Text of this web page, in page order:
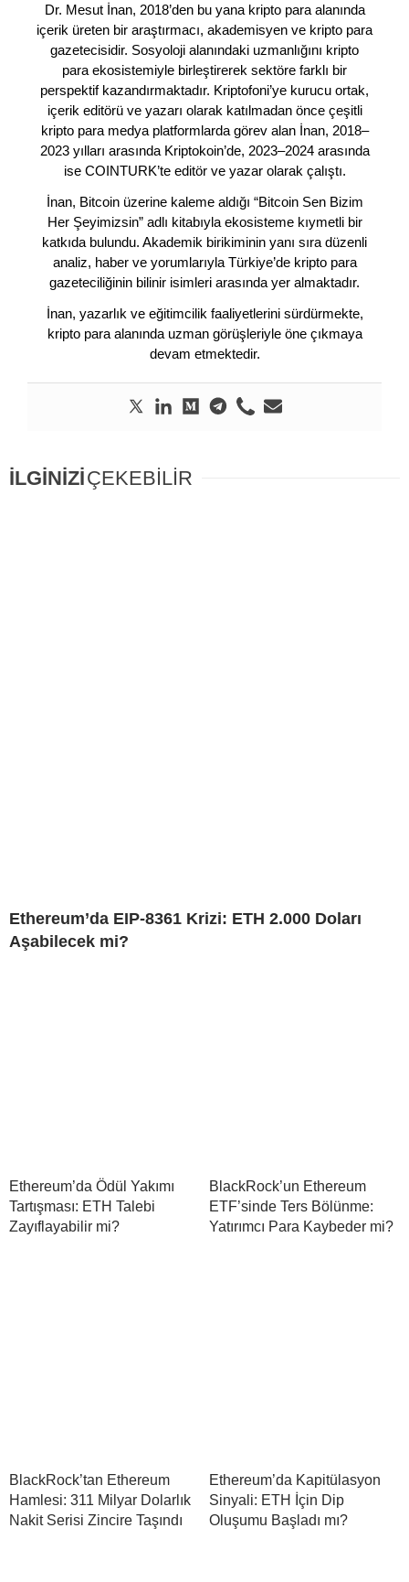
Dr. Mesut İnan, 2018’den bu yana kripto para alanında
içerik üreten bir araştırmacı, akademisyen ve kripto para
gazetecisidir. Sosyoloji alanındaki uzmanlığını kripto
para ekosistemiyle birleştirerek sektöre farklı bir
perspektif kazandırmaktadır. Kriptofoni’ye kurucu ortak,
içerik editörü ve yazarı olarak katılmadan önce çeşitli
kripto para medya platformlarda görev alan İnan, 2018–
2023 yılları arasında Kriptokoin’de, 2023–2024 arasında
ise COINTURK’te editör ve yazar olarak çalıştı.
İnan, Bitcoin üzerine kaleme aldığı “Bitcoin Sen Bizim
Her Şeyimizsin” adlı kitabıyla ekosisteme kıymetli bir
katkıda bulundu. Akademik birikiminin yanı sıra düzenli
analiz, haber ve yorumlarıyla Türkiye’de kripto para
gazeteciliğinin bilinir isimleri arasında yer almaktadır.
İnan, yazarlık ve eğitimcilik faaliyetlerini sürdürmekte,
kripto para alanında uzman görüşleriyle öne çıkmaya
devam etmektedir.
İLGİNİZİÇEKEBİLİR
Ethereum’da EIP-8361 Krizi: ETH 2.000 Doları
Aşabilecek mi?
Ethereum’da Ödül Yakımı
Tartışması: ETH Talebi
Zayıflayabilir mi?
BlackRock’un Ethereum
ETF’sinde Ters Bölünme:
Yatırımcı Para Kaybeder mi?
BlackRock’tan Ethereum
Hamlesi: 311 Milyar Dolarlık
Nakit Serisi Zincire Taşındı
Ethereum’da Kapitülasyon
Sinyali: ETH İçin Dip
Oluşumu Başladı mı?